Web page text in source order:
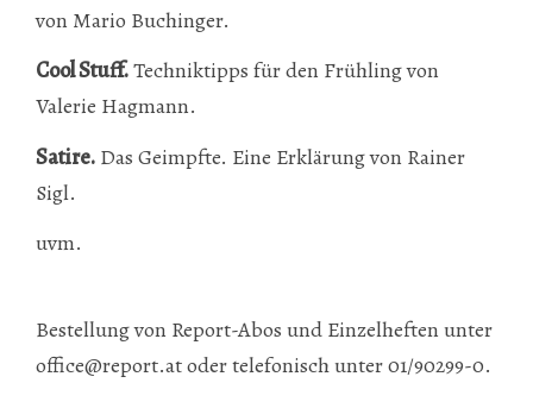
von Mario Buchinger.
Cool Stuff.Techniktipps für den Frühling von
Valerie Hagmann.
Satire. Das Geimpfte. Eine Erklärung von Rainer
Sigl.
uvm.
Bestellung von Report-Abos und Einzelheften unter
office@report.atoder telefonisch unter 01/90299-0.